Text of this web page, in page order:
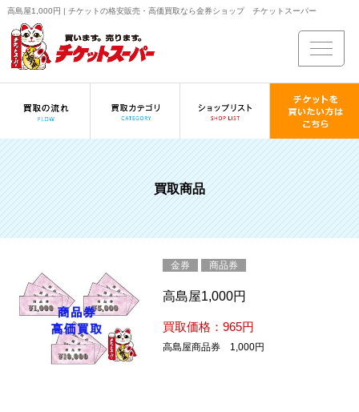
高島屋1,000円 | チケットの格安販売・高価買取なら金券ショップ チケットスーパー
買取商品
金券 商品券
高島屋1,000円
買取価格：965円
高島屋商品券 1,000円